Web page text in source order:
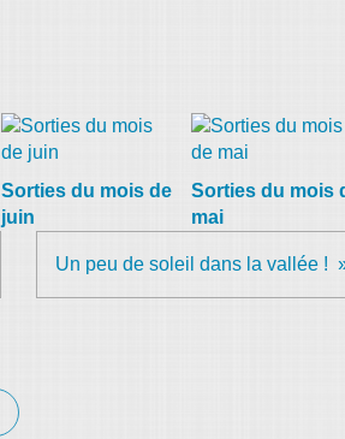
Sorties du mois de
juin
Sorties du mois
mai
Un peu de soleil dans la vallée !